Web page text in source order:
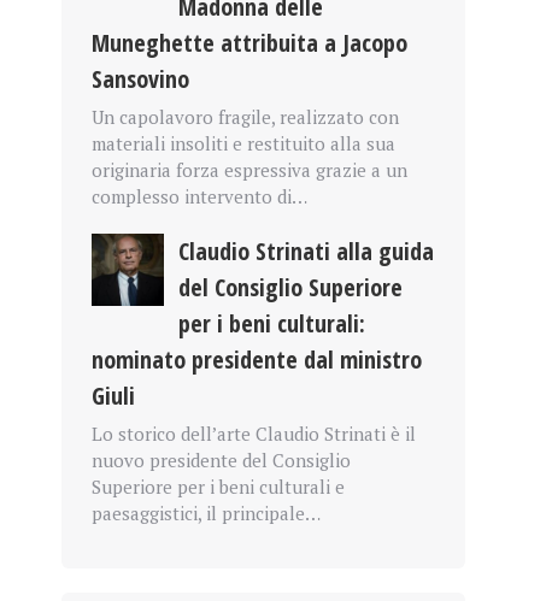
Madonna delle
Muneghette attribuita a Jacopo
Sansovino
Un capolavoro fragile, realizzato con
materiali insoliti e restituito alla sua
originaria forza espressiva grazie a un
complesso intervento di…
Claudio Strinati alla guida
del Consiglio Superiore
per i beni culturali:
nominato presidente dal ministro
Giuli
Lo storico dell’arte Claudio Strinati è il
nuovo presidente del Consiglio
Superiore per i beni culturali e
paesaggistici, il principale…